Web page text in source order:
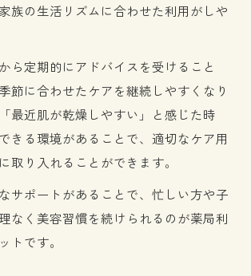
族の生活リズムに合わせた利用がしや
ら定期的にアドバイスを受けること
節に合わせたケアを継続しやすくなり
最近肌が乾燥しやすい」と感じた時
きる環境があることで、適切なケア用
取り入れることができます。
サポートがあることで、忙しい方や子
なく美容習慣を続けられるのが薬局利
トです。